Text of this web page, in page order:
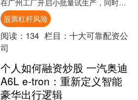
在广州工厂开启小批量试生产，同时量
产产线进入最后联调阶段。 此前，小鹏
集团内部召开机器人....
股票杠杆风险
阅读： 134 栏目： 十大可靠配资公
司
个人如何融资炒股 一汽奥迪
A6L e-tron：重新定义智能
豪华出行逻辑